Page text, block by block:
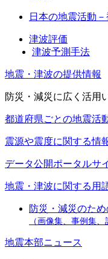
日本の地震活動
津波評価
津波予測手法
地震・津波の提供情報
防災・減災に広く活用
都道府県ごとの地震活
震源や震度に関する情
データ公開ポータルサ
地震・津波に関する用
防災・減災のた
（画像集、事例集、
地震本部ニュース